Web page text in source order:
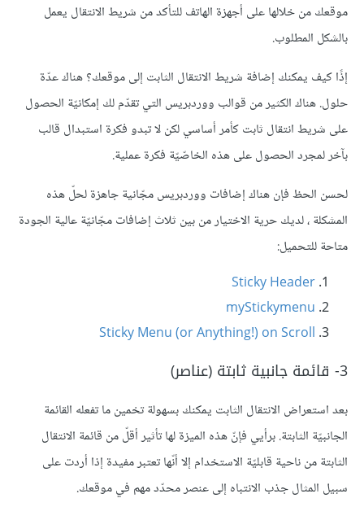
موقعك من خلالها على أجهزة الهاتف للتأكد من شريط الانتقال يعمل
بالشكل المطلوب.
إذًا كيف يمكنك إضافة شريط الانتقال الثابت إلى موقعك؟ هناك عدّة
حلول. هناك الكثير من قوالب ووردبريس التي تقدّم لك إمكانيّة الحصول
على شريط انتقال ثابت كأمر أساسي لكن لا تبدو فكرة استبدال قالب
بآخر لمجرد الحصول على هذه الخاصّيّة فكرة عملية.
لحسن الحظ فإن هناك إضافات ووردبريس مجّانية جاهزة لحلّ هذه
المشكلة ، لديك حرية الاختيار من بين ثلاث إضافات مجّانيّة عالية الجودة
متاحة للتحميل:
Sticky Header
myStickymenu
Sticky Menu (or Anything!) on Scroll
3- قائمة جانبية ثابتة (عناصر)
بعد استعراض الانتقال الثابت يمكنك بسهولة تخمين ما تفعله القائمة
الجانبيّة الثابتة. برأيي فإنّ هذه الميزة لها تأثير أقلّ من قائمة الانتقال
الثابتة من ناحية قابليّة الاستخدام إلا أنّها تعتبر مفيدة إذا أردت على
سبيل المثال جذب الانتباه إلى عنصر محدّد مهم في موقعك.